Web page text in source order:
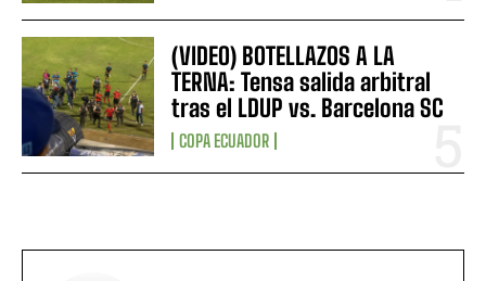
(VIDEO) BOTELLAZOS A LA
TERNA: Tensa salida arbitral
tras el LDUP vs. Barcelona SC
COPA ECUADOR